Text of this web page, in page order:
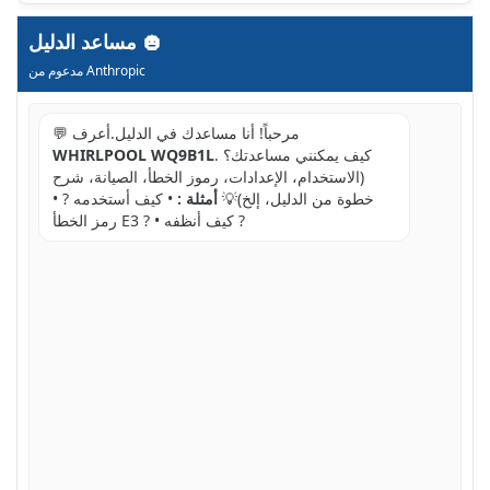
مدعوم من Anthropic
💬 مرحباً! أنا مساعدك في الدليل.أعرف
WHIRLPOOL WQ9B1L. كيف يمكنني مساعدتك؟
(الاستخدام، الإعدادات، رموز الخطأ، الصيانة، شرح
خطوة من الدليل، إلخ)💡 أمثلة : • كيف أستخدمه ? •
رمز الخطأ E3 ? • كيف أنظفه ?